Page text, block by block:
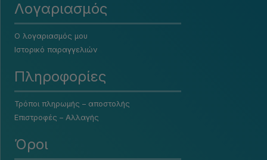
Λογαριασμός
Ο λογαριασμός μου
Ιστορικό παραγγελιών
Πληροφορίες
Τρόποι πληρωμής – αποστολής
Επιστροφές – Αλλαγής
Όροι